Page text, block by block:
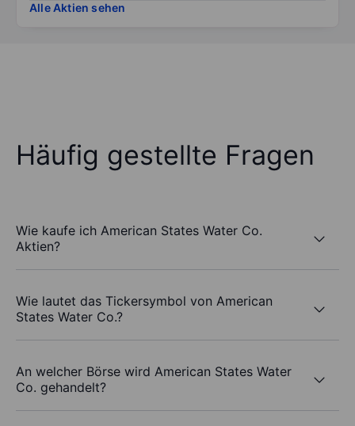
Alle Aktien sehen
Häufig gestellte Fragen
Wie kaufe ich American States Water Co.
Aktien?
Wie lautet das Tickersymbol von American
States Water Co.?
An welcher Börse wird American States Water
Co. gehandelt?